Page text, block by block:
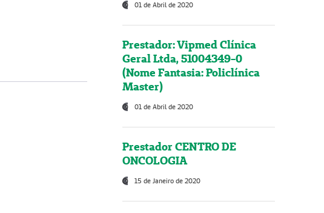
01 de Abril de 2020
Prestador: Vipmed Clínica
Geral Ltda, 51004349-0
(Nome Fantasia: Policlínica
Master)
01 de Abril de 2020
Prestador CENTRO DE
ONCOLOGIA
15 de Janeiro de 2020